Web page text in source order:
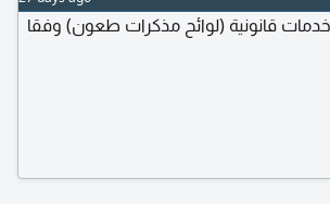
قانونية (لوائح مذكرات طعون) وفقا